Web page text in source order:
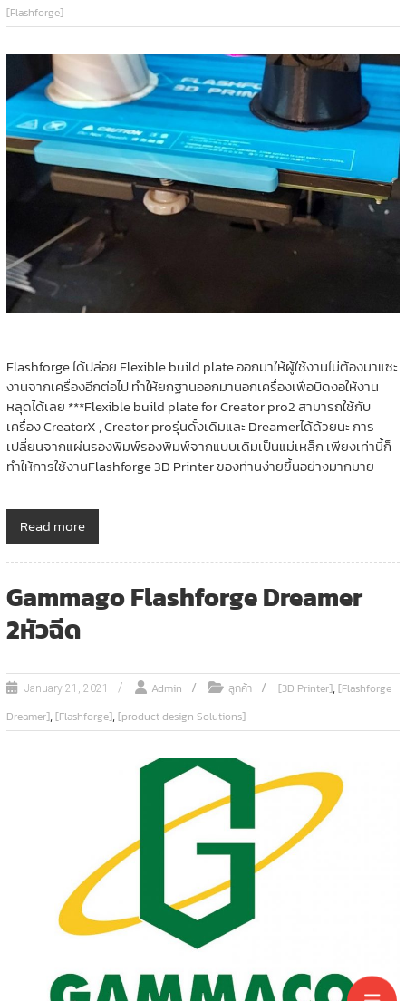
[Flashforge]
Flashforge ได้ปล่อย Flexible build plate ออกมาให้ผู้ใช้งานไม่ต้องมาแซะ
งานจากเครื่องอีกต่อไป ทำให้ยกฐานออกมานอกเครื่องเพื่อบิดงอให้งาน
หลุดได้เลย ***Flexible build plate for Creator pro2 สามารถใช้กับ
เครื่อง CreatorX , Creator proรุ่นดั้งเดิมและ Dreamerได้ด้วยนะ การ
เปลี่ยนจากแผ่นรองพิมพ์รองพิมพ์จากแบบเดิมเป็นแม่เหล็ก เพียงเท่านี้ก็
ทำให้การใช้งานFlashforge 3D Printer ของท่านง่ายขึ้นอย่างมากมาย
Read more
Gammago Flashforge Dreamer
2หัวฉีด
January 21, 2021 Admin ลูกค้า [3D Printer],[Flashforge
Dreamer],[Flashforge],[product design Solutions]